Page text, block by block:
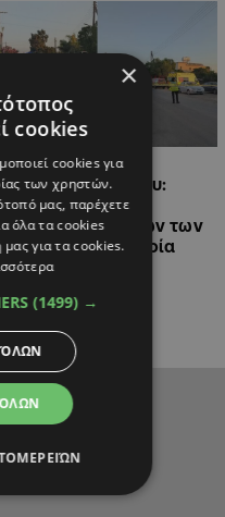
08:59
Ξυλοφάγου:
δαπάνη η
των σορών των
στη Βουλγαρία
×
cookies
cookies για
των χρηστών.
μας, παρέχετε
όλα τα cookies
για τα cookies.
(1499) →